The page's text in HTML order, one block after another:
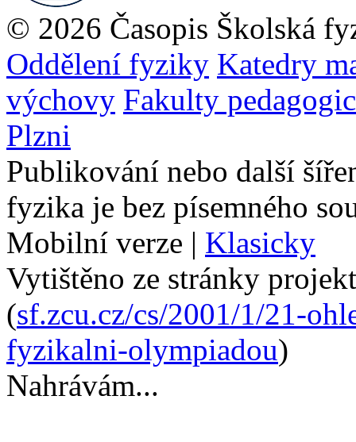
© 2026 Časopis Školská
Oddělení fyziky Katedry
výchovy Fakulty
Plzni
Publikování nebo další
fyzika je bez písemného
Mobilní verze | Klasicky
Vytištěno ze stránky
(sf.zcu.cz/cs/2001/1/21-
fyzikalni-olympiadou)
Nahrávám...